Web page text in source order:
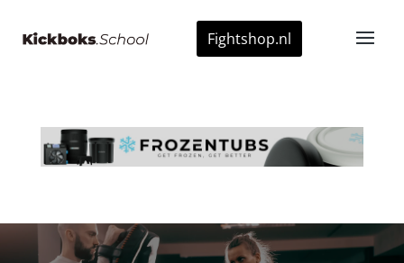
Fightshop.nl